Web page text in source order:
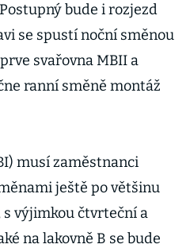
bude i rozjezd
se spustí noční směnou
svařovna MBII a
ranní směně montáž
musí zaměstnanci
ještě po většinu
s výjimkou čtvrteční a
na lakovně B se bude